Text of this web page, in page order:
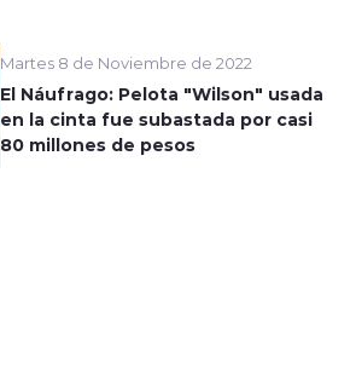
Martes 8 de Noviembre de 2022
El Náufrago: Pelota "Wilson" usada
en la cinta fue subastada por casi
80 millones de pesos